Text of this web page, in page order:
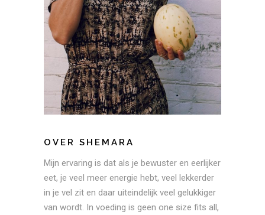
OVER SHEMARA
Mijn ervaring is dat als je bewuster en eerlijker
eet, je veel meer energie hebt, veel lekkerder
in je vel zit en daar uiteindelijk veel gelukkiger
van wordt. In voeding is geen one size fits all,